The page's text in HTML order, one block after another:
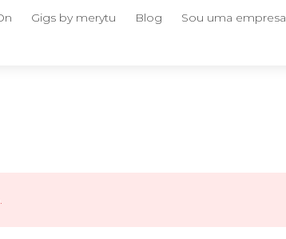
Gigs by merytu Blog Sou uma empresa